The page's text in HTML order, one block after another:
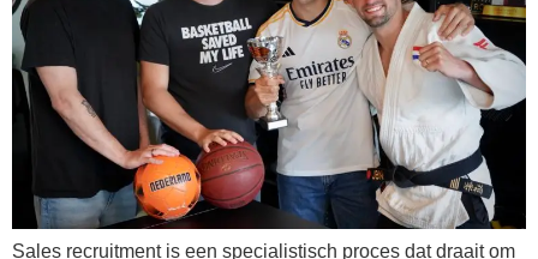
Sales recruitment is een specialistisch proces dat draait om